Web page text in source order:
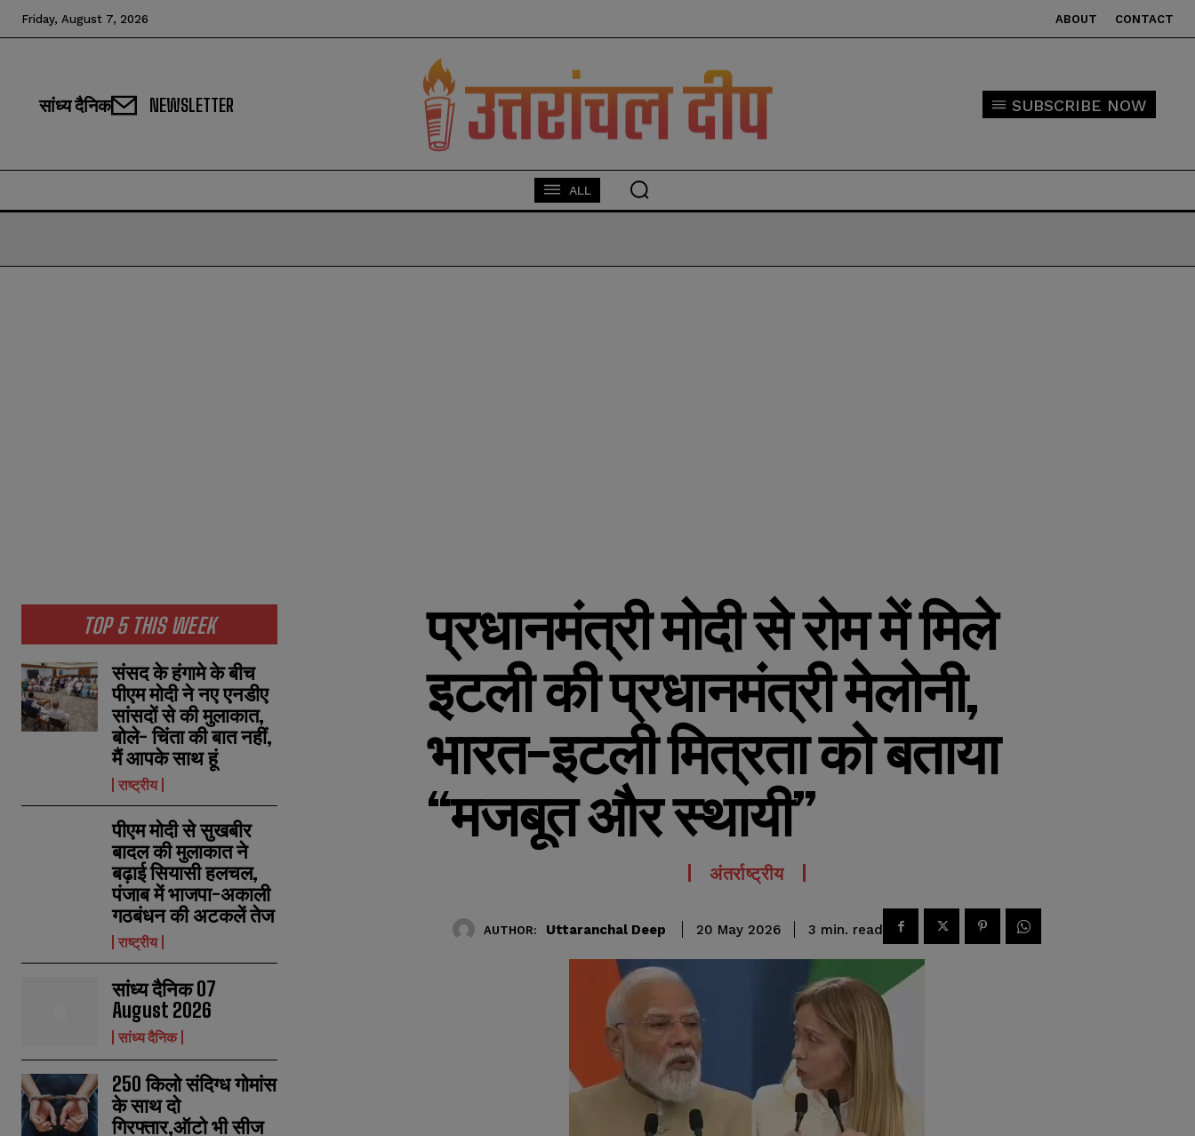
Friday, August 7, 2026 ABOUT CONTACT
सांध्य दैनिक NEWSLETTER SUBSCRIBE NOW
ALL
TOP 5 THIS WEEK
संसद के हंगामे के बीच
पीएम मोदी ने नए एनडीए
सांसदों से की मुलाकात,
बोले- चिंता की बात नहीं,
मैं आपके साथ हूं
राष्ट्रीय
पीएम मोदी से सुखबीर
बादल की मुलाकात ने
बढ़ाई सियासी हलचल,
पंजाब में भाजपा-अकाली
गठबंधन की अटकलें तेज
राष्ट्रीय
सांध्य दैनिक 07
August 2026
सांध्य दैनिक
250 किलो संदिग्ध गोमांस
के साथ दो
गिरफ्तार,ऑटो भी सीज
प्रधानमंत्री मोदी से रोम में मिले
इटली की प्रधानमंत्री मेलोनी,
भारत-इटली मित्रता को बताया
“मजबूत और स्थायी”
अंतर्राष्ट्रीय
AUTHOR: Uttaranchal Deep 20 May 2026 3 min. read